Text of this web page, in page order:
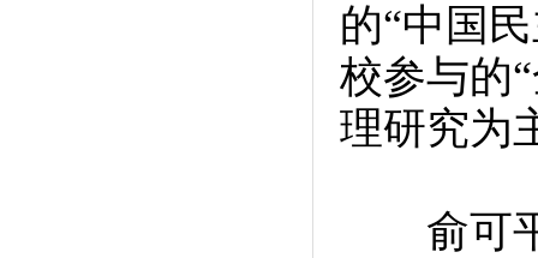
的“中国
校参与的
理研究为
俞可平